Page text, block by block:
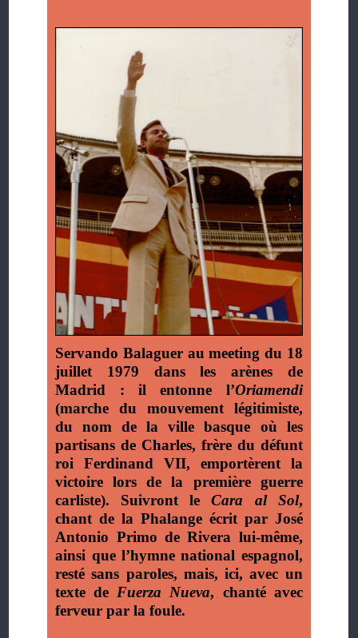
Servando Balaguer au meeting du 18
juillet 1979 dans les arènes de
Madrid : il entonne l’Oriamendi
(marche du mouvement légitimiste,
du nom de la ville basque où les
partisans de Charles, frère du défunt
roi Ferdinand VII, emportèrent la
victoire lors de la première guerre
carliste). Suivront leCara al Sol,
chant de la Phalange écrit par José
Antonio Primo de Rivera lui-même,
ainsi que l’hymne national espagnol,
resté sans paroles, mais, ici, avec un
texte deFuerza Nueva, chanté avec
ferveur par la foule.